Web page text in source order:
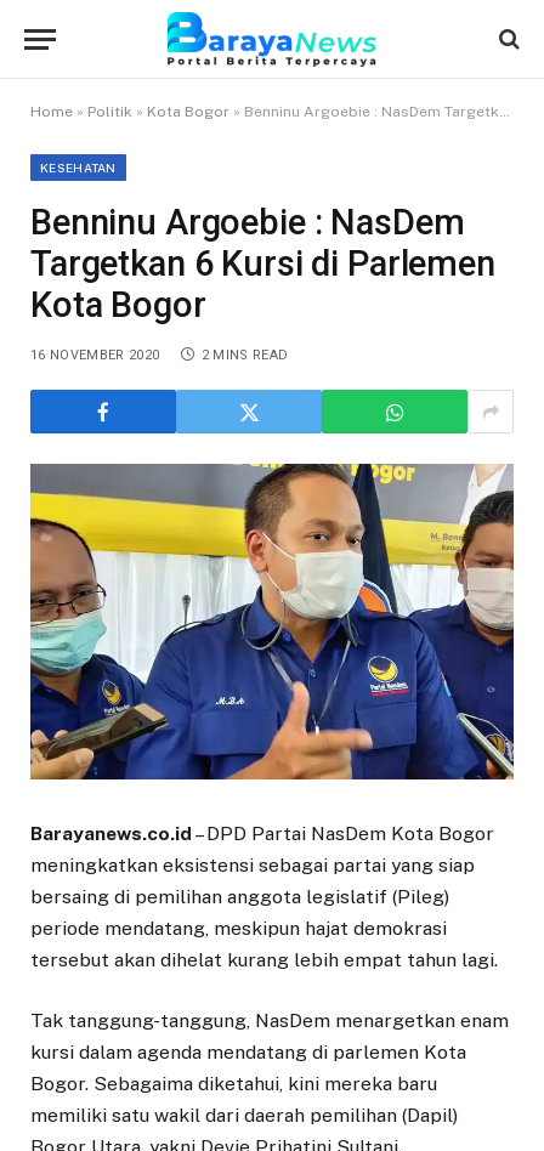
Home » Politik » Kota Bogor » Benninu Argoebie : NasDem Targetkan 6 Kursi di Parlemen Kota Bogor
KESEHATAN
Benninu Argoebie : NasDem
Targetkan 6 Kursi di Parlemen
Kota Bogor
16 NOVEMBER 2020 2 MINS READ
Barayanews.co.id – DPD Partai NasDem Kota Bogor
meningkatkan eksistensi sebagai partai yang siap
bersaing di pemilihan anggota legislatif (Pileg)
periode mendatang, meskipun hajat demokrasi
tersebut akan dihelat kurang lebih empat tahun lagi.
Tak tanggung-tanggung, NasDem menargetkan enam
kursi dalam agenda mendatang di parlemen Kota
Bogor. Sebagaima diketahui, kini mereka baru
memiliki satu wakil dari daerah pemilihan (Dapil)